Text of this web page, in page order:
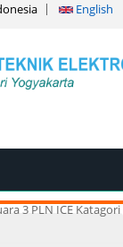
English
3 PLN ICE Katagori